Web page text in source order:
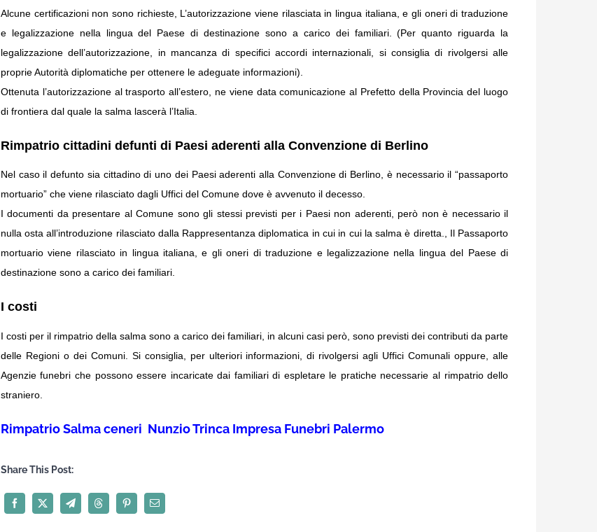
Alcune certificazioni non sono richieste, L’autorizzazione viene rilasciata in lingua italiana, e gli oneri di traduzione
e legalizzazione nella lingua del Paese di destinazione sono a carico dei familiari. (Per quanto riguarda la
legalizzazione dell’autorizzazione, in mancanza di specifici accordi internazionali, si consiglia di rivolgersi alle
proprie Autorità diplomatiche per ottenere le adeguate informazioni).
Ottenuta l’autorizzazione al trasporto all’estero, ne viene data comunicazione al Prefetto della Provincia del luogo
di frontiera dal quale la salma lascerà l’Italia.
Rimpatrio cittadini defunti di Paesi aderenti alla Convenzione di Berlino
Nel caso il defunto sia cittadino di uno dei Paesi aderenti alla Convenzione di Berlino, è necessario il “passaporto
mortuario” che viene rilasciato dagli Uffici del Comune dove è avvenuto il decesso.
I documenti da presentare al Comune sono gli stessi previsti per i Paesi non aderenti, però non è necessario il
nulla osta all’introduzione rilasciato dalla Rappresentanza diplomatica in cui in cui la salma è diretta., Il Passaporto
mortuario viene rilasciato in lingua italiana, e gli oneri di traduzione e legalizzazione nella lingua del Paese di
destinazione sono a carico dei familiari.
I costi
I costi per il rimpatrio della salma sono a carico dei familiari, in alcuni casi però, sono previsti dei contributi da parte
delle Regioni o dei Comuni. Si consiglia, per ulteriori informazioni, di rivolgersi agli Uffici Comunali oppure, alle
Agenzie funebri che possono essere incaricate dai familiari di espletare le pratiche necessarie al rimpatrio dello
straniero.
Rimpatrio Salma ceneri Nunzio Trinca Impresa Funebri Palermo
Share This Post: